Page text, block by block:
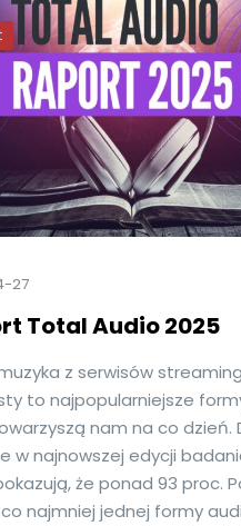
27
Total Audio 2025
z serwisów
to najpopularniejsze
nam na co dzień.
w najnowszej edycji
że ponad 93 proc.
co najmniej jednej formy